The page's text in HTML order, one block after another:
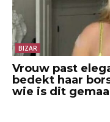
BIZAR
Vrouw past
bedekt haar
wie is dit